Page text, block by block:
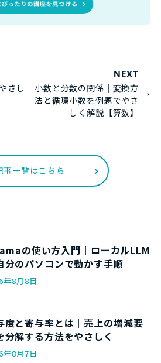
さし
NEXT
小数と分数の関係｜変換方
法と循環小数を例題でやさ
しく解説【算数】
事一覧はこちら
の使い方入門｜ローカルLLM
分のパソコンで動かす手順
年8月8日
度と寄与率とは｜売上の増減要
分解する方法をやさしく
年8月7日